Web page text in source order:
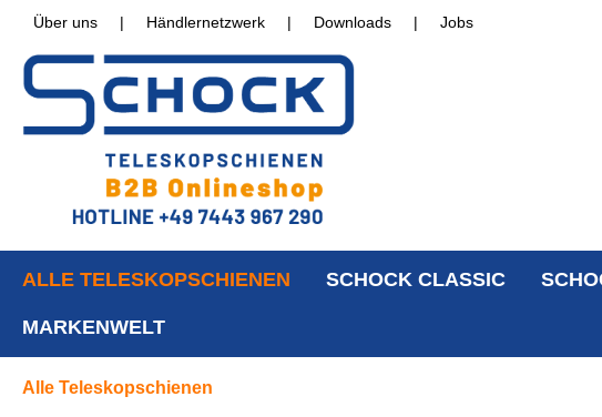
Über uns | Händlernetzwerk | Downloads | Jobs
ALLE TELESKOPSCHIENEN SCHOCK CLASSIC
MARKENWELT
Alle Teleskopschienen